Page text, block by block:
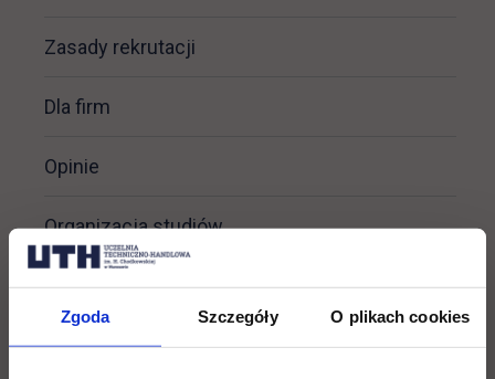
Zgoda Szczegóły O plikach cookies
Zasady rekrutacji
Dla firm
Opinie
Organizacja studiów
Harmonogramy studiów
Partnerzy